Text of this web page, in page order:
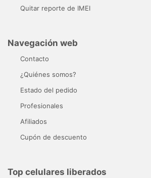
Quitar reporte de IMEI
Navegación web
Contacto
¿Quiénes somos?
Estado del pedido
Profesionales
Afiliados
Cupón de descuento
Top celulares liberados